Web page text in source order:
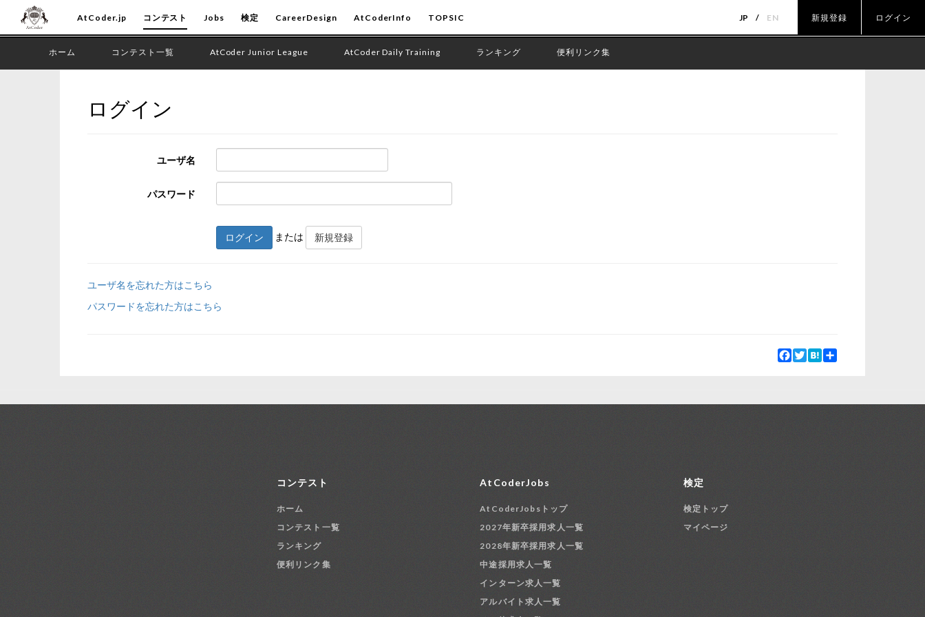
AtCoder.jp コンテスト Jobs 検定 CareerDesign AtCoderInfo TOPSIC JP EN 新規登録 ログイン
ホーム コンテスト一覧 AtCoder Junior League AtCoder Daily Training ランキング 便利リンク集
ログイン
ユーザ名
パスワード
ログイン または 新規登録
ユーザ名を忘れた方はこちら
パスワードを忘れた方はこちら
Facebook
Twitter
Hatena
コンテスト
ホーム
コンテスト一覧
ランキング
便利リンク集
AtCoderJobs
AtCoderJobsトップ
2027年新卒採用求人一覧
2028年新卒採用求人一覧
中途採用求人一覧
インターン求人一覧
アルバイト求人一覧
検定
検定トップ
マイページ